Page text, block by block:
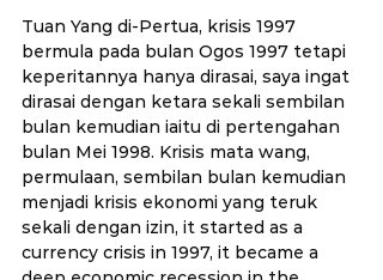
Tuan Yang di-Pertua, krisis 1997
bermula pada bulan Ogos 1997 tetapi
keperitannya hanya dirasai, saya ingat
dirasai dengan ketara sekali sembilan
bulan kemudian iaitu di pertengahan
bulan Mei 1998. Krisis mata wang,
permulaan, sembilan bulan kemudian
menjadi krisis ekonomi yang teruk
sekali dengan izin, it started as a
currency crisis in 1997, it became a